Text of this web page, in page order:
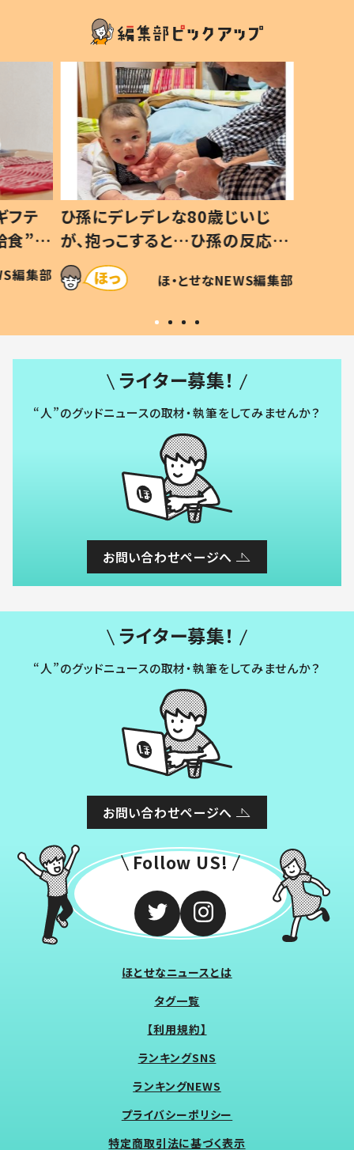
フテ
食”を
親
編集部
ひ孫にデレデレな80歳じいじ
が、抱っこすると…ひ孫の反応に
「涙が出ました」「可愛くて仕方な
い」
ほ・とせなNEWS編集部
ライター募集！
“人”のグッドニュースの取材・執筆をしてみませんか？
お問い合わせページへ
ライター募集！
“人”のグッドニュースの取材・執筆をしてみませんか？
お問い合わせページへ
Follow US!
ほとせなニュースとは
タグ一覧
【利用規約】
ランキングSNS
ランキングNEWS
プライバシーポリシー
特定商取引法に基づく表示